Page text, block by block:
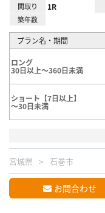
間取り 1R
築年数
プラン名・期間
ロング
30日以上～360日未満
ショート【7日以上】
～30日未満
宮城県 石巻市
お問合わせ